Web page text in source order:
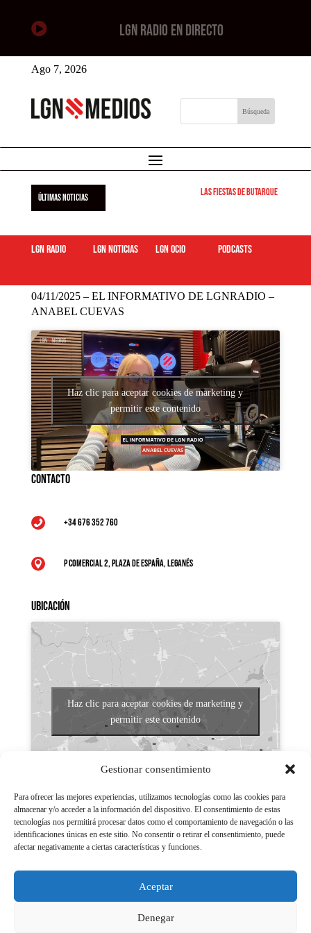
Gestionar consentimiento
Para ofrecer las mejores experiencias, utilizamos tecnologías como las cookies para
almacenar y/o acceder a la información del dispositivo. El consentimiento de estas
tecnologías nos permitirá procesar datos como el comportamiento de navegación o las
identificaciones únicas en este sitio. No consentir o retirar el consentimiento, puede
afectar negativamente a ciertas características y funciones.
Aceptar
Denegar
 LGN RADIO EN DIRECTO
Ago 7, 2026
ÚLTIMAS NOTICIAS Las Fiestas de Butarque 2026
LGN Radio LGN Noticias LGN ocio podcasts
04/11/2025 – EL INFORMATIVO DE LGNRADIO –
ANABEL CUEVAS
Haz clic para aceptar cookies de marketing y
permitir este contenido
Contacto
 +34 676 352 760
 P Comercial 2, Plaza de España, Leganés
Ubicación
Haz clic para aceptar cookies de marketing y
permitir este contenido
Aviso legal
Políticas de Privacidad
Aviso Legal